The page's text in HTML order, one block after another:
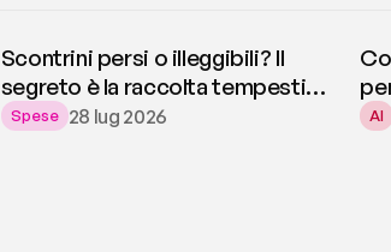
Scontrini persi o illeggibili? Il
segreto è la raccolta tempestiva
dei giustificativi
Spese 28 lug 2026 AI